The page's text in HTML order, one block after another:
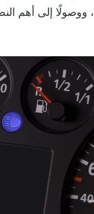
ووصولًا إلى أهم